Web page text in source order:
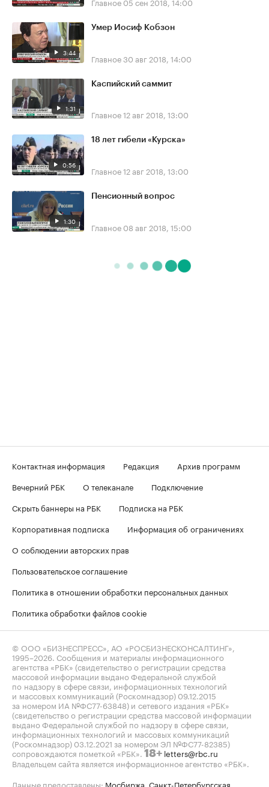
3:44
Умер Иосиф Кобзон
Главное30 авг 2018, 14:00
1:31
Каспийский саммит
Главное12 авг 2018, 13:00
0:56
18 лет гибели «Курска»
Главное12 авг 2018, 13:00
1:30
Пенсионный вопрос
Главное 08 авг 2018, 15:00
Контактная информация Редакция
Архив программ
Вечерний РБК
О телеканале
Подключение
Скрыть баннеры на РБК
Подписка на РБК
Корпоративная подписка
Информация об ограничениях
О соблюдении авторских прав
Пользовательское соглашение
Политика в отношении обработки персональных данных
Политика обработки файлов cookie
© ООО «БИЗНЕСПРЕСС», АО «РОСБИЗНЕСКОНСАЛТИНГ»,
1995–2026 . Сообщения и материалы информационного
агентства «РБК» (свидетельство о регистрации средства
массовой информации выдано Федеральной службой
по надзору в сфере связи, информационных технологий
и массовых коммуникаций (Роскомнадзор) 09.12.2015
за номером ИА №ФС77-63848) и сетевого издания «РБК»
(свидетельство о регистрации средства массовой информации
выдано Федеральной службой по надзору в сфере связи,
информационных технологий и массовых коммуникаций
(Роскомнадзор) 03.12.2021 за номером ЭЛ №ФС77-82385)
сопровождаются пометкой «РБК». 18+ letters@rbc.ru
Владельцем сайта является информационное агентство «РБК».
Данные предоставлены: Мосбиржа Санкт-Петербургская